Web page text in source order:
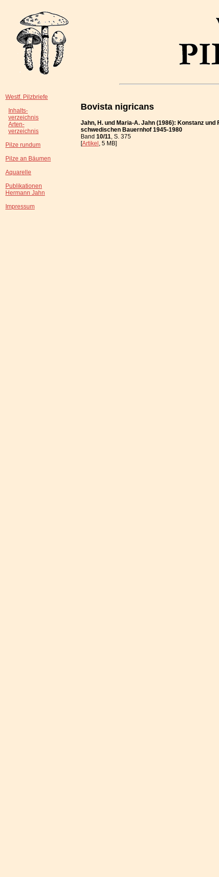
Westf. Pilzbriefe
Inhalts-
verzeichnis
Arten-
verzeichnis
Pilze rundum
Pilze an Bäumen
Aquarelle
Publikationen
Hermann Jahn
Impressum
Bovista nigricans
Jahn, H. und Maria-A. Jahn (1986): Konstanz
schwedischen Bauernhof 1945-1980
Band 10/11, S. 375
[Artikel, 5 MB]